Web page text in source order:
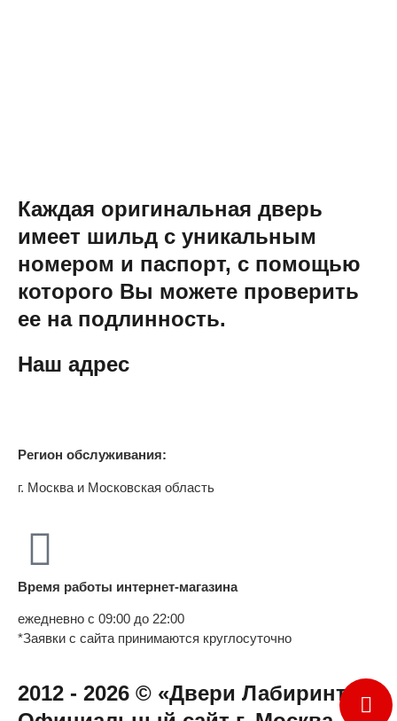
Каждая оригинальная дверь
имеет шильд с уникальным
номером и паспорт, с помощью
которого Вы можете проверить
ее на подлинность.
Наш адрес
Регион обслуживания:
г. Москва и Московская область
Время работы интернет-магазина
ежедневно с 09:00 до 22:00
*Заявки с сайта принимаются круглосуточно
2012 - 2026 © «Двери Лабиринт» -